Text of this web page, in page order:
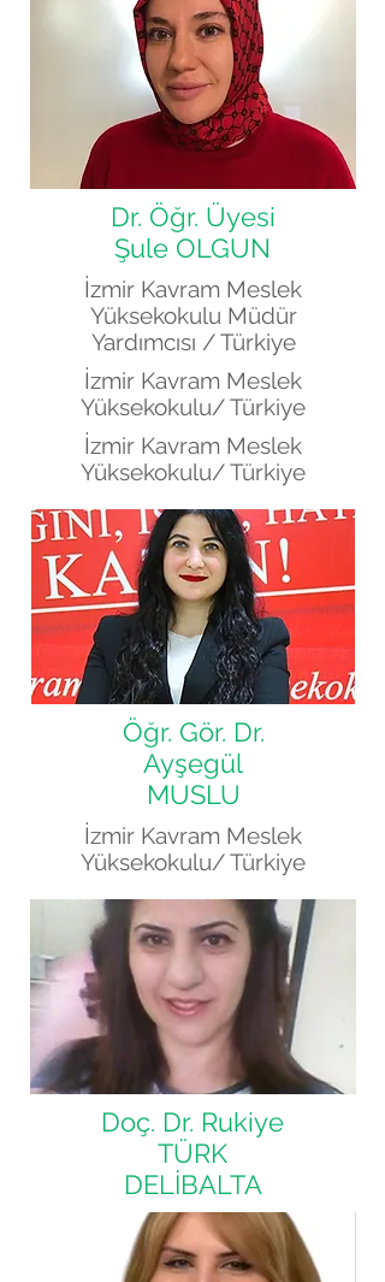
Dr. Öğr. Üyesi
Şule OLGUN
İzmir Kavram Meslek
Yüksekokulu Müdür
Yardımcısı / Türkiye
İzmir Kavram Meslek
Yüksekokulu/ Türkiye
İzmir Kavram Meslek
Yüksekokulu/ Türkiye
Öğr. Gör. Dr.
Ayşegül
MUSLU
İzmir Kavram Meslek
Yüksekokulu/ Türkiye
Doç. Dr. Rukiye
TÜRK
DELİBALTA